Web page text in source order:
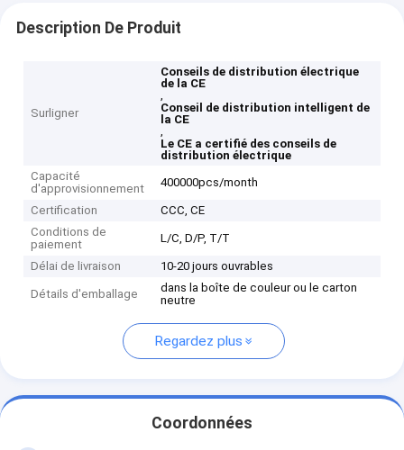
Description De Produit
Surligner
Conseils de distribution électrique
de la CE
,
Conseil de distribution intelligent de
la CE
,
Le CE a certifié des conseils de
distribution électrique
Capacité
d'approvisionnement
400000pcs/month
Certification
CCC, CE
Conditions de
paiement
L/C, D/P, T/T
Délai de livraison 10-20 jours ouvrables
Détails d'emballage
dans la boîte de couleur ou le carton
neutre
Regardez plus
Coordonnées